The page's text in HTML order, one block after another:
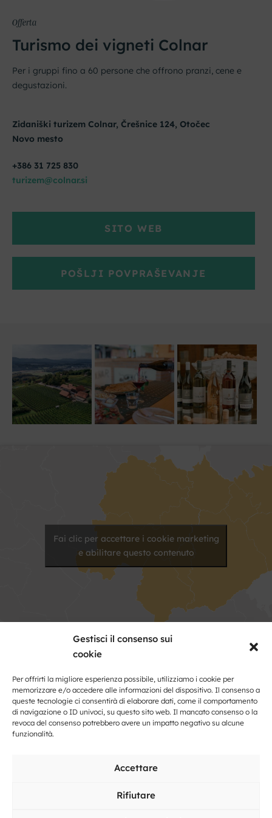
Gestisci il consenso sui
cookie
Per offrirti la migliore esperienza possibile, utilizziamo i cookie per
memorizzare e/o accedere alle informazioni del dispositivo. Il consenso a
queste tecnologie ci consentirà di elaborare dati, come il comportamento
di navigazione o ID univoci, su questo sito web. Il mancato consenso o la
revoca del consenso potrebbero avere un impatto negativo su alcune
funzionalità.
Accettare
Rifiutare
Offerta
Turismo dei vigneti Colnar
Per i gruppi fino a 60 persone che offrono pranzi, cene e
degustazioni.
Zidaniški turizem Colnar, Črešnice 124, Otočec
Novo mesto
+386 31 725 830
turizem@colnar.si
SITO WEB
POŠLJI POVPRAŠEVANJE
Fai clic per accettare i cookie marketing
e abilitare questo contenuto
Kontakt
Nome
e
cognome